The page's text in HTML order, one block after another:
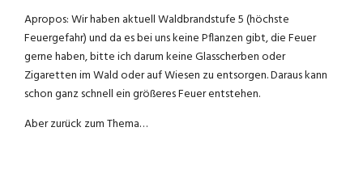
Apropos: Wir haben aktuell Waldbrandstufe 5 (höchste
Feuergefahr) und da es bei uns keine Pflanzen gibt, die Feuer
gerne haben, bitte ich darum keine Glasscherben oder
Zigaretten im Wald oder auf Wiesen zu entsorgen. Daraus kann
schon ganz schnell ein größeres Feuer entstehen.
Aber zurück zum Thema…